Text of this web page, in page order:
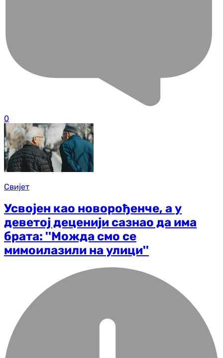
0
Свијет
Усвојен као новорођенче, а у
деветој деценији сазнао да има
брата: ''Можда смо се
мимоилазили на улици''